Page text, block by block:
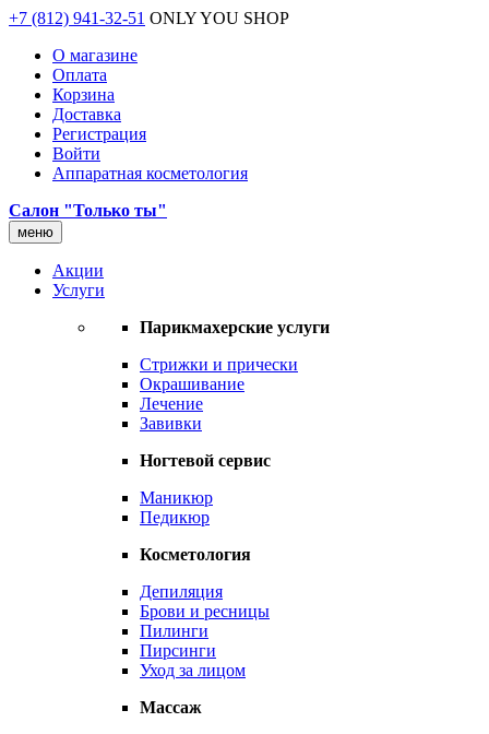
+7 (812) 941-32-51 ONLY YOU SHOP
О магазине
Оплата
Корзина
Доставка
Регистрация
Войти
Аппаратная косметология
Салон "Только ты"
меню
Акции
Услуги
Парикмахерские услуги
Стрижки и прически
Окрашивание
Лечение
Завивки
Ногтевой сервис
Маникюр
Педикюр
Косметология
Депиляция
Брови и ресницы
Пилинги
Пирсинги
Уход за лицом
Массаж